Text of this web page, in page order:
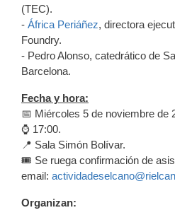
(TEC).
- África Periáñez, directora
Foundry.
- Pedro Alonso, catedrático de
Barcelona.
Fecha y hora:
📅 Miércoles 5 de noviembre de
⌚️ 17:00.
📍 Sala Simón Bolívar.
🎟️ Se ruega confirmación de
email:
Organizan: